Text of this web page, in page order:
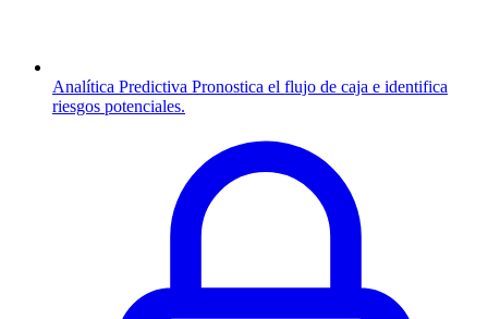
Analítica Predictiva Pronostica el flujo de caja e identifica
riesgos potenciales.